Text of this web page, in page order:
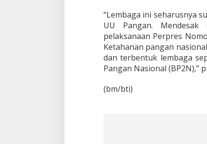
“Lembaga ini seharusnya
UU Pangan.
pelaksanaan Perpres
Ketahanan pangan
dan terbentuk lembaga
Pangan Nasional (BP2N),”
(bm/bti)